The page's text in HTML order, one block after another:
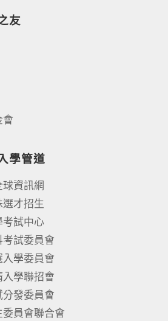
友
會
學管道
資訊網
才招生
考試中心
試委員會
學委員會
學聯招會
發委員會
員會聯合會